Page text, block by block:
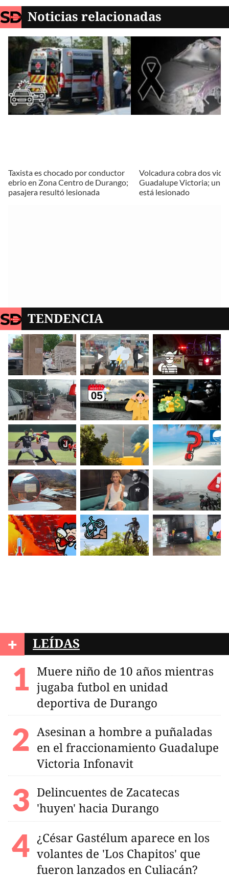
Noticias relacionadas
Taxista es chocado por conductor
ebrio en Zona Centro de Durango;
pasajera resultó lesionada
Volcadura cobra dos
Guadalupe Victoria; un
está lesionado
TENDENCIA
+ LEÍDAS
Muere niño de 10 años mientras
jugaba futbol en unidad
deportiva de Durango
Asesinan a hombre a puñaladas
en el fraccionamiento Guadalupe
Victoria Infonavit
Delincuentes de Zacatecas
'huyen' hacia Durango
¿César Gastélum aparece en los
volantes de 'Los Chapitos' que
fueron lanzados en Culiacán?